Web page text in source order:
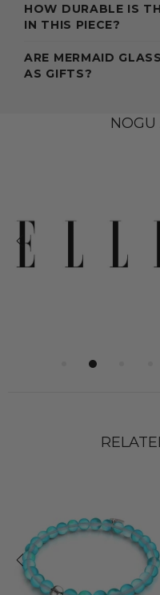
HOW DURABLE IS
IN THIS PIECE?
ARE MERMAID
AS GIFTS?
NOGU